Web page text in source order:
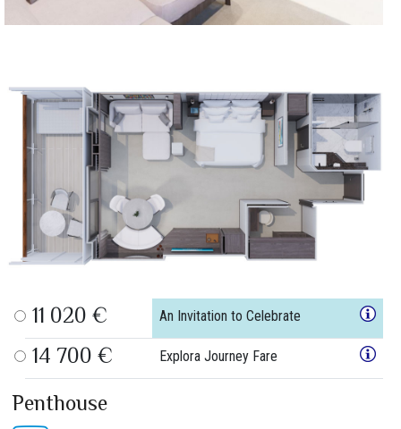
11 020 € An Invitation to Celebrate
14 700 € Explora Journey Fare
Penthouse